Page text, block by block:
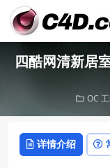
四酷网清新居
OC
详情介绍